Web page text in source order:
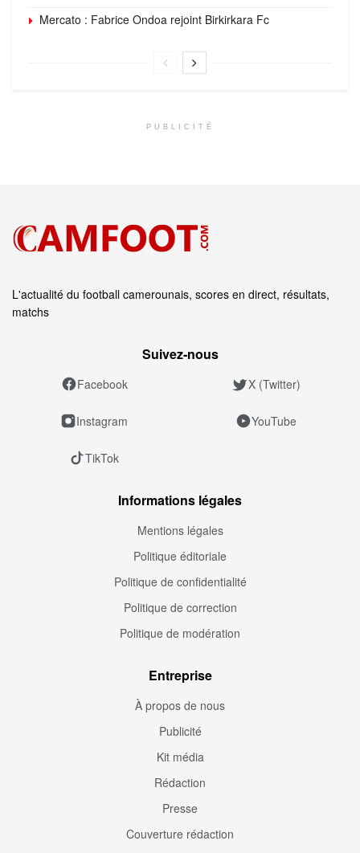
Mercato : Fabrice Ondoa rejoint Birkirkara Fc
PUBLICITÉ
L'actualité du football camerounais, scores en direct, résultats,
matchs
Suivez‑nous
Facebook X (Twitter)
Instagram YouTube
TikTok
Informations légales
Mentions légales
Politique éditoriale
Politique de confidentialité
Politique de correction
Politique de modération
Entreprise
À propos de nous
Publicité
Kit média
Rédaction
Presse
Couverture rédaction